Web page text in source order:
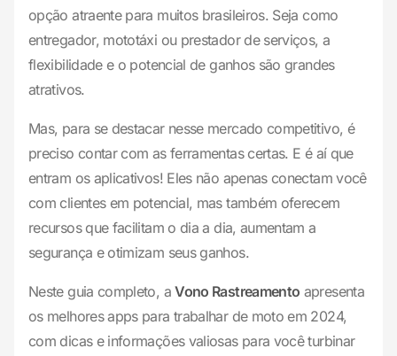
opção atraente para muitos brasileiros. Seja como
entregador, mototáxi ou prestador de serviços, a
flexibilidade e o potencial de ganhos são grandes
atrativos.
Mas, para se destacar nesse mercado competitivo, é
preciso contar com as ferramentas certas. E é aí que
entram os aplicativos! Eles não apenas conectam você
com clientes em potencial, mas também oferecem
recursos que facilitam o dia a dia, aumentam a
segurança e otimizam seus ganhos.
Neste guia completo, aVono Rastreamento apresenta
os melhores apps para trabalhar de moto em 2024,
com dicas e informações valiosas para você turbinar